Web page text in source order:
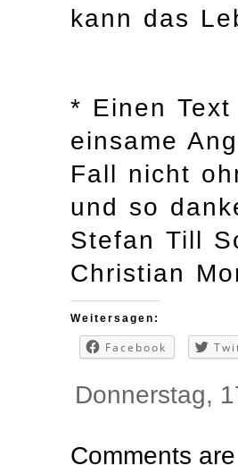
kann das
* Einen
einsame
Fall nicht
und so
Stefan Till
Christian
Weitersagen:
Facebook
Donnerstag,
Comments